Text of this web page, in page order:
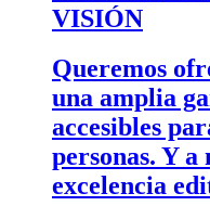
VISIÓN
Queremos
una amplia
accesibles
personas. Y a
excelencia